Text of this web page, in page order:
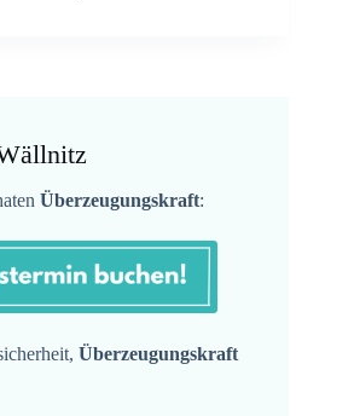
Überzeugungskraft:
Überzeugungskraft